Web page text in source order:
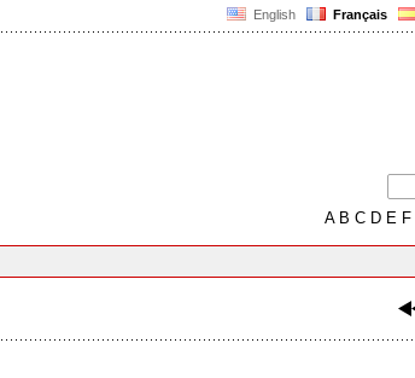
English Français
AB C D E F